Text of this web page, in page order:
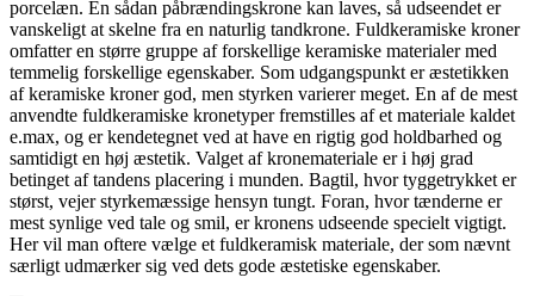
porcelæn. En sådan påbrændingskrone kan laves, så udseendet er
vanskeligt at skelne fra en naturlig tandkrone. Fuldkeramiske kroner
omfatter en større gruppe af forskellige keramiske materialer med
temmelig forskellige egenskaber. Som udgangspunkt er æstetikken
af keramiske kroner god, men styrken varierer meget. En af de mest
anvendte fuldkeramiske kronetyper fremstilles af et materiale kaldet
e.max, og er kendetegnet ved at have en rigtig god holdbarhed og
samtidigt en høj æstetik. Valget af kronemateriale er i høj grad
betinget af tandens placering i munden. Bagtil, hvor tyggetrykket er
størst, vejer styrkemæssige hensyn tungt. Foran, hvor tænderne er
mest synlige ved tale og smil, er kronens udseende specielt vigtigt.
Her vil man oftere vælge et fuldkeramisk materiale, der som nævnt
særligt udmærker sig ved dets gode æstetiske egenskaber.